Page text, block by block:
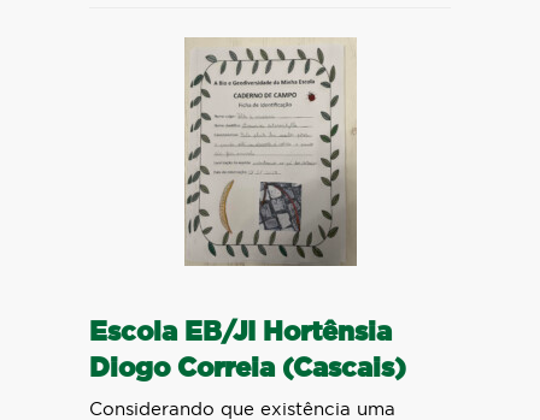
Escola EB/JI Hortênsia
Diogo Correia (Cascais)
Considerando que existência uma